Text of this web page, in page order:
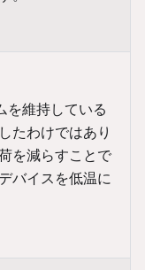
を維持している
たわけではあり
を減らすことで
バイスを低温に